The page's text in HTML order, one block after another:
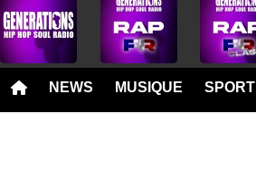
NEWS MUSIQUE SPORT